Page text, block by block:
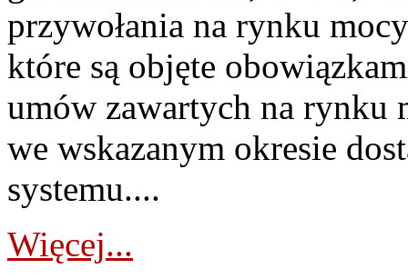
przywołania na rynku
które są objęte
umów zawartych na rynku
we wskazanym okresie
systemu....
Więcej...